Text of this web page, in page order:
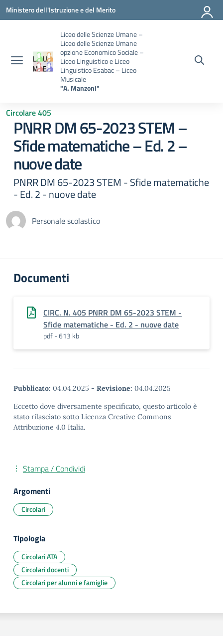
Vai ai contenuti
Vai al menu di navigazione
Vai al footer
Ministero dell'Istruzione e del Merito
Liceo delle Scienze Umane –
Liceo delle Scienze Umane
opzione Economico Sociale –
Liceo Linguistico e Liceo
Linguistico Esabac – Liceo
Musicale
"A. Manzoni"
Circolare 405
PNRR DM 65-2023 STEM –
Sfide matematiche – Ed. 2 –
nuove date
PNRR DM 65-2023 STEM - Sfide matematiche
- Ed. 2 - nuove date
Personale scolastico
Documenti
CIRC. N. 405 PNRR DM 65-2023 STEM -
Sfide matematiche - Ed. 2 - nuove date
pdf - 613 kb
Pubblicato: 04.04.2025 - Revisione: 04.04.2025
Eccetto dove diversamente specificato, questo articolo è
stato rilasciato sotto Licenza Creative Commons
Attribuzione 4.0 Italia.
Stampa / Condividi
Argomenti
Circolari
Tipologia
Circolari ATA
Circolari docenti
Circolari per alunni e famiglie